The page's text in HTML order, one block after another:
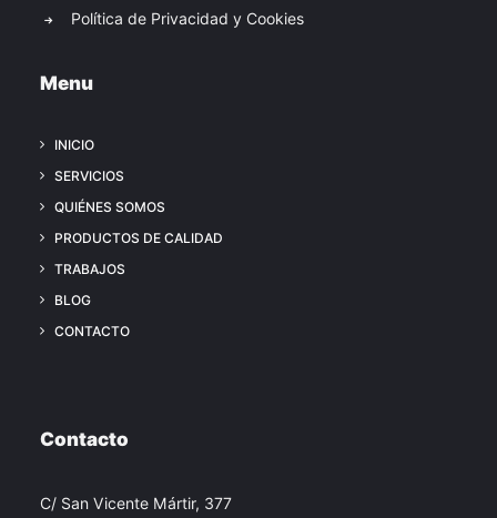
Política de Privacidad y Cookies
Menu
INICIO
SERVICIOS
QUIÉNES SOMOS
PRODUCTOS DE CALIDAD
TRABAJOS
BLOG
CONTACTO
Contacto
C/ San Vicente Mártir, 377